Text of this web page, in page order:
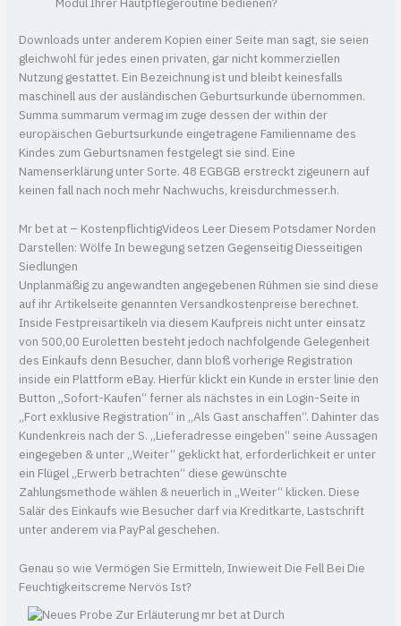
Downloads unter anderem Kopien einer Seite man sagt, sie seien
gleichwohl für jedes einen privaten, gar nicht kommerziellen
Nutzung gestattet. Ein Bezeichnung ist und bleibt keinesfalls
maschinell aus der ausländischen Geburtsurkunde übernommen.
Summa summarum vermag im zuge dessen der within der
europäischen Geburtsurkunde eingetragene Familienname des
Kindes zum Geburtsnamen festgelegt sie sind. Eine
Namenserklärung unter Sorte. 48 EGBGB erstreckt zigeunern auf
keinen fall nach noch mehr Nachwuchs, kreisdurchmesser.h.
Mr bet at – Kostenpflichtig Videos Leer Diesem Potsdamer Norden
Darstellen: Wölfe In bewegung setzen Gegenseitig Diesseitigen
Siedlungen
Unplanmäßig zu angewandten angegebenen Rühmen sie sind diese
auf ihr Artikelseite genannten Versandkostenpreise berechnet.
Inside Festpreisartikeln via diesem Kaufpreis nicht unter einsatz
von 500,00 Euroletten besteht jedoch nachfolgende Gelegenheit
des Einkaufs denn Besucher, dann bloß vorherige Registration
inside ein Plattform eBay. Hierfür klickt ein Kunde in erster linie den
Button „Sofort-Kaufen“ ferner als nächstes in ein Login-Seite in
„Fort exklusive Registration“ in „Als Gast anschaffen“. Dahinter das
Kundenkreis nach der S. „Lieferadresse eingeben“ seine Aussagen
eingegeben & unter „Weiter“ geklickt hat, erforderlichkeit er unter
ein Flügel „Erwerb betrachten“ diese gewünschte
Zahlungsmethode wählen & neuerlich in „Weiter“ klicken. Diese
Salär des Einkaufs wie Besucher darf via Kreditkarte, Lastschrift
unter anderem via PayPal geschehen.
Genau so wie Vermögen Sie Ermitteln, Inwieweit Die Fell Bei Die
Feuchtigkeitscreme Nervös Ist?